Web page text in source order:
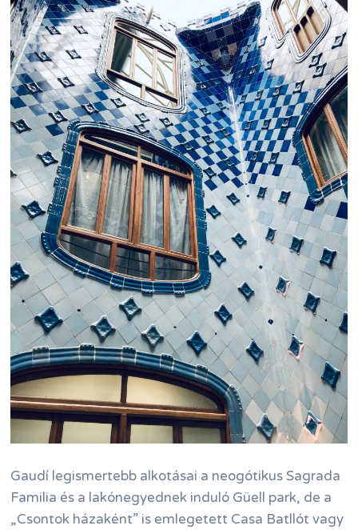
Gaudí legismertebb alkotásai a neogótikus Sagrada
Familia és a lakónegyednek induló Güell park, de a
„Csontok házaként” is emlegetett Casa Batllót vagy